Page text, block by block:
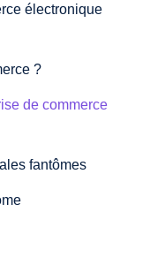
électronique
?
de commerce
fantômes